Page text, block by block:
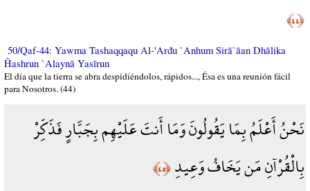
﴿٤٤﴾
50/Qaf-44: Yawma Tashaqqaqu Al-'Arđu `Anhum Sirā`āan Dhālika
Ĥashrun `Alaynā Yasīrun
El día que la tierra se abra despidiéndolos, rápidos..., Ésa es una reunión fácil
para Nosotros. (44)
نَحْنُ أَعْلَمُ بِمَا يَقُولُونَ وَمَا أَنتَ عَلَيْهِم بِجَبَّارٍ فَذَكِّرْ
بِالْقُرْآنِ مَن يَخَافُ وَعِيدِ﴿٤٥﴾